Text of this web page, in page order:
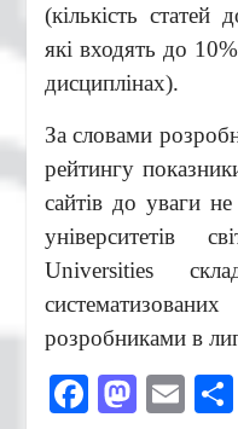
(кількість статей
які входять до
дисциплінах).
За словами
рейтингу
сайтів до уваги
Universities
розробниками в
Facebook